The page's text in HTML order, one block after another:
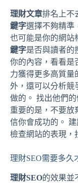
理財文章排名上不
鍵字選擇不夠精準
也可能是你的網站
鍵字是否與讀者的
你的內容，看看是
力獲得更多高質量
外，還可以分析競
做的。 找出他們
重要的是，不要放
信你會成功的。 建
檢查網站的表現，
理財SEO需要多久
理財SEO的效果並